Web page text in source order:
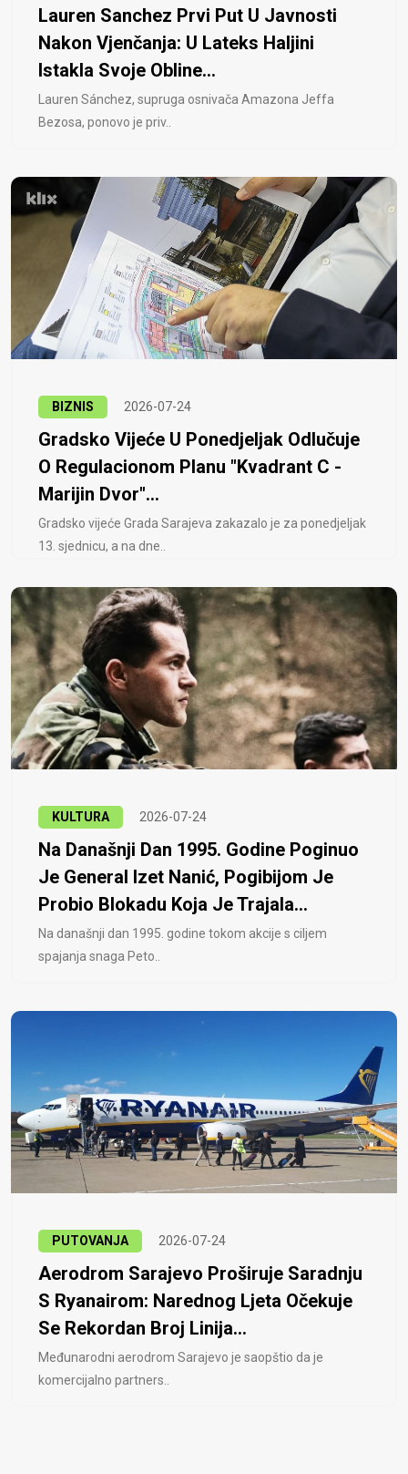
Lauren Sanchez Prvi Put U Javnosti
Nakon Vjenčanja: U Lateks Haljini
Istakla Svoje Obline...
Lauren Sánchez, supruga osnivača Amazona Jeffa
Bezosa, ponovo je priv..
BIZNIS 2026-07-24
Gradsko Vijeće U Ponedjeljak Odlučuje
O Regulacionom Planu "Kvadrant C -
Marijin Dvor"...
Gradsko vijeće Grada Sarajeva zakazalo je za ponedjeljak
13. sjednicu, a na dne..
KULTURA 2026-07-24
Na Današnji Dan 1995. Godine Poginuo
Je General Izet Nanić, Pogibijom Je
Probio Blokadu Koja Je Trajala...
Na današnji dan 1995. godine tokom akcije s ciljem
spajanja snaga Peto..
PUTOVANJA 2026-07-24
Aerodrom Sarajevo Proširuje Saradnju
S Ryanairom: Narednog Ljeta Očekuje
Se Rekordan Broj Linija...
Međunarodni aerodrom Sarajevo je saopštio da je
komercijalno partners..